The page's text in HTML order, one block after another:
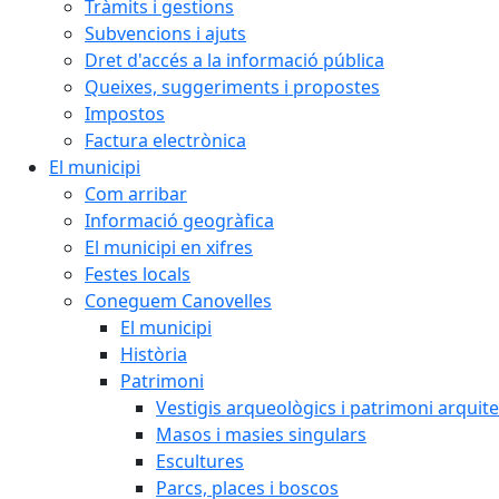
Tràmits i gestions
Subvencions i ajuts
Dret d'accés a la informació pública
Queixes, suggeriments i propostes
Impostos
Factura electrònica
El municipi
Com arribar
Informació geogràfica
El municipi en xifres
Festes locals
Coneguem Canovelles
El municipi
Història
Patrimoni
Vestigis arqueològics i patrimoni
Masos i masies singulars
Escultures
Parcs, places i boscos